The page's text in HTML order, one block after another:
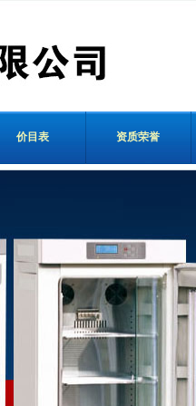
价目表 资质荣誉